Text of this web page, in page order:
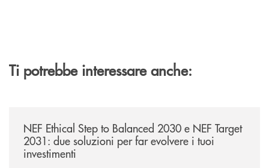
Ti potrebbe interessare anche:
NEF Ethical Step to Balanced 2030 e NEF Target
2031: due soluzioni per far evolvere i tuoi
investimenti